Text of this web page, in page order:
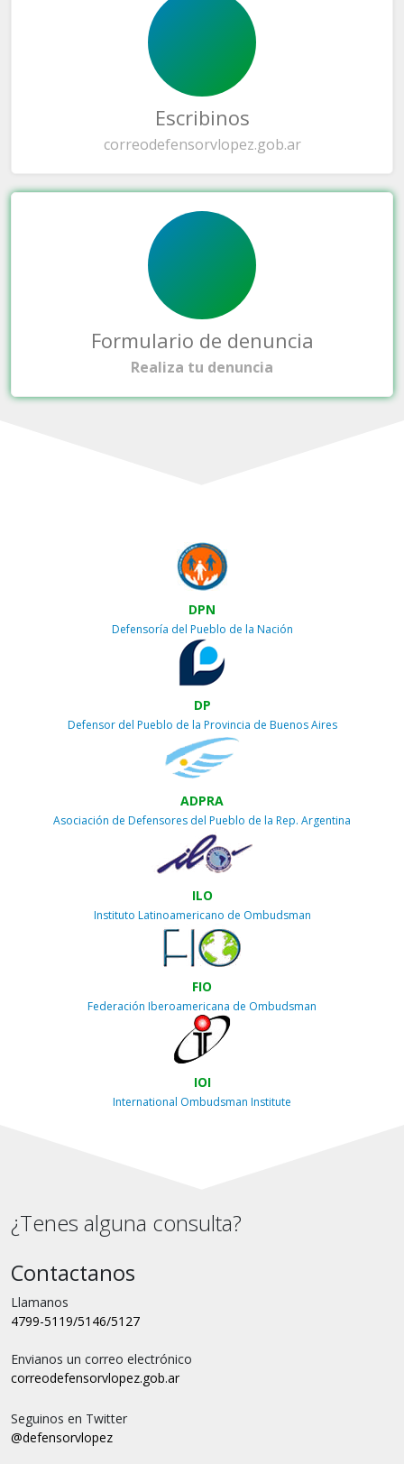
Escribinos
correodefensorvlopez.gob.ar
Formulario de denuncia
Realiza tu denuncia
DPN
Defensoría del Pueblo de la Nación
DP
Defensor del Pueblo de la Provincia de Buenos Aires
ADPRA
Asociación de Defensores del Pueblo de la Rep. Argentina
ILO
Instituto Latinoamericano de Ombudsman
FIO
Federación Iberoamericana de Ombudsman
IOI
International Ombudsman Institute
¿Tenes alguna consulta?
Contactanos
Llamanos
4799-5119/5146/5127
Envianos un correo electrónico
correodefensorvlopez.gob.ar
Seguinos en Twitter
@defensorvlopez